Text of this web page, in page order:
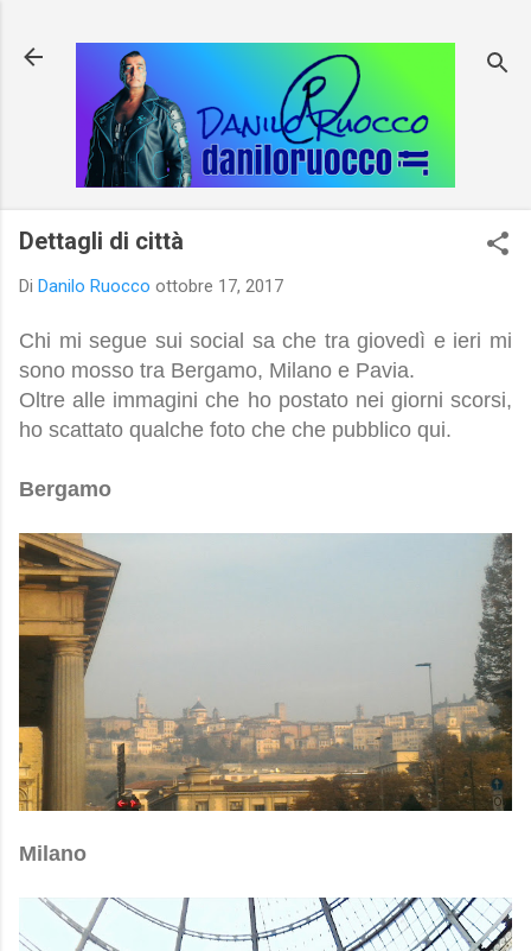
Dettagli di città
Di Danilo Ruocco ottobre 17, 2017
Chi mi segue sui social sa che tra giovedì e ieri mi
sono mosso tra Bergamo, Milano e Pavia.
Oltre alle immagini che ho postato nei giorni scorsi,
ho scattato qualche foto che che pubblico qui.
Bergamo
Milano